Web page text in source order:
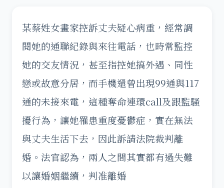
某蔡姓女畫家控訴丈夫疑心病重，經常調
閱她的通聯紀錄與來往電話，也時常監控
她的交友情況，甚至指控她搞外遇、同性
戀或故意分居，而手機還曾出現99通與117
通的未接來電，這種奪命連環call及跟監騷
擾行為，讓她罹患重度憂鬱症，實在無法
與丈夫生活下去，因此訴請法院裁判離
婚。法官認為，兩人之間其實都有過失難
以讓婚姻繼續，判准離婚